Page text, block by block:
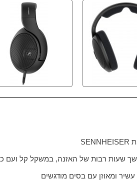
SENNHEISER
שעות רבות של האזנה, במשקל קל ועם
ומאוזן עם בסים מודגשים